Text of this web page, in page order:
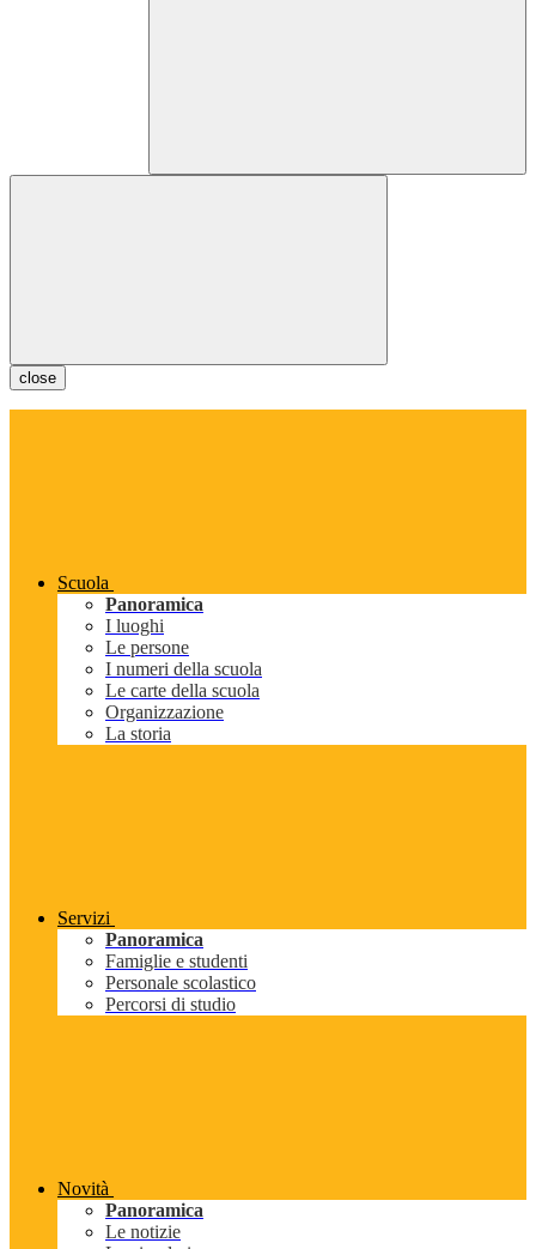
close
Scuola
Panoramica
I luoghi
Le persone
I numeri della scuola
Le carte della scuola
Organizzazione
La storia
Servizi
Panoramica
Famiglie e studenti
Personale scolastico
Percorsi di studio
Novità
Panoramica
Le notizie